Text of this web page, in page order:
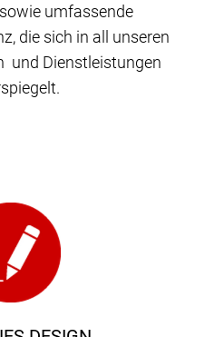
umfassende
die sich in all unseren
und Dienstleistungen